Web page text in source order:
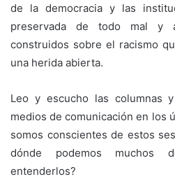
de la democracia y las
preservada de todo mal y
construidos sobre el racismo
una herida abierta.
Leo y escucho las columnas
medios de comunicación en los
somos conscientes de estos
dónde podemos muchos
entenderlos?